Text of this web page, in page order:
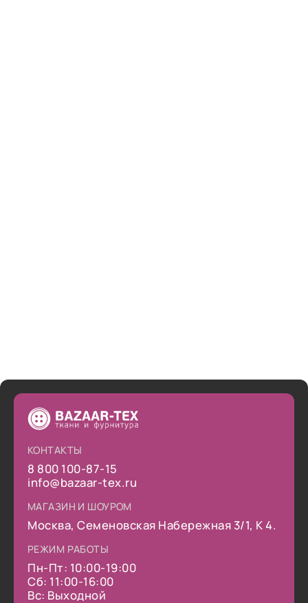
КОНТАКТЫ
8 800 100-87-15
info@bazaar-tex.ru
МАГАЗИН И ШОУРОМ
Москва, Семеновская Набережная 3/1, К 4.
РЕЖИМ РАБОТЫ
Пн-Пт: 10:00-19:00
Сб: 11:00-16:00
Вс: Выходной